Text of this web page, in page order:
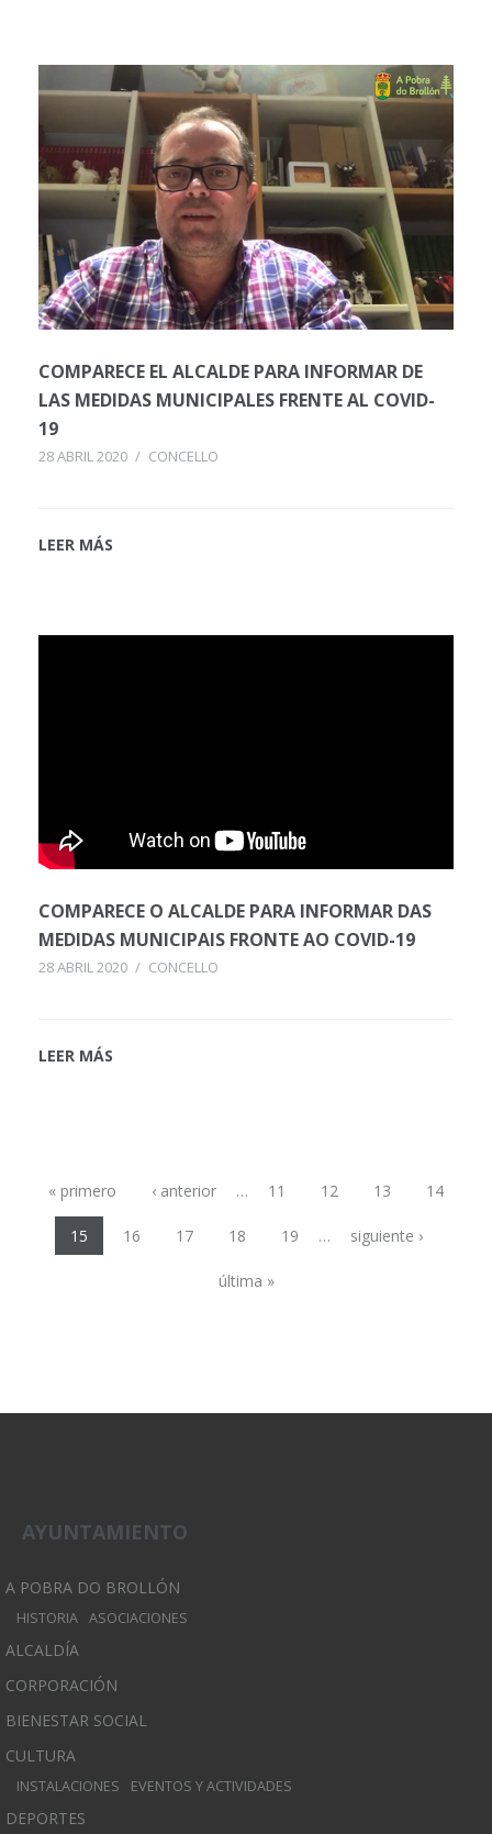
COMPARECE EL ALCALDE PARA INFORMAR DE
LAS MEDIDAS MUNICIPALES FRENTE AL COVID-
19
28 ABRIL 2020 / CONCELLO
LEER MÁS
COMPARECE O ALCALDE PARA INFORMAR DAS
MEDIDAS MUNICIPAIS FRONTE AO COVID-19
28 ABRIL 2020 / CONCELLO
LEER MÁS
Páginas
« primero ‹ anterior … 11 12 13 14
15 16 17 18 19 … siguiente ›
última »
AYUNTAMIENTO
A POBRA DO BROLLÓN
HISTORIA ASOCIACIONES
ALCALDÍA
CORPORACIÓN
BIENESTAR SOCIAL
CULTURA
INSTALACIONES EVENTOS Y ACTIVIDADES
DEPORTES